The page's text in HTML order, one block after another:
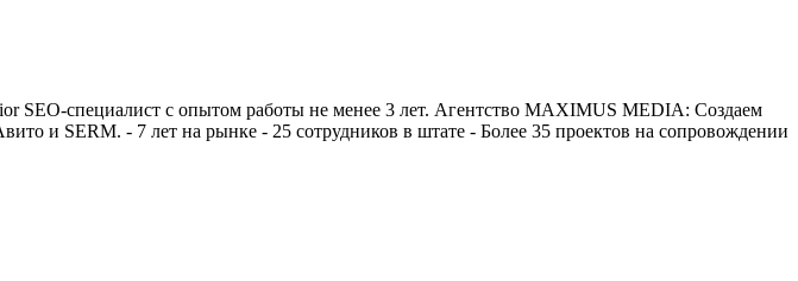
специалист с опытом работы не менее 3 лет. Агентство MAXIMUS MEDIA: Создаем
и SERM. - 7 лет на рынке -‍ 25 сотрудников в штате - Более 35 проектов на сопровождении